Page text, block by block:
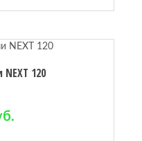
120